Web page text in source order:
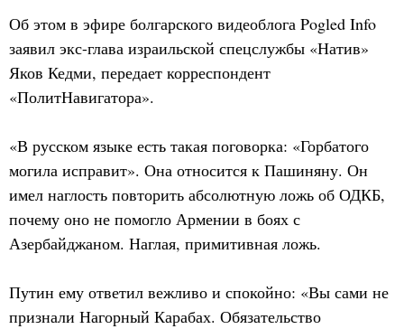
Об этом в эфире болгарского видеоблога Pogled Info
заявил экс-глава израильской спецслужбы «Натив»
Яков Кедми, передает корреспондент
«ПолитНавигатора».
«В русском языке есть такая поговорка: «Горбатого
могила исправит». Она относится к Пашиняну. Он
имел наглость повторить абсолютную ложь об ОДКБ,
почему оно не помогло Армении в боях с
Азербайджаном. Наглая, примитивная ложь.
Путин ему ответил вежливо и спокойно: «Вы сами не
признали Нагорный Карабах. Обязательство